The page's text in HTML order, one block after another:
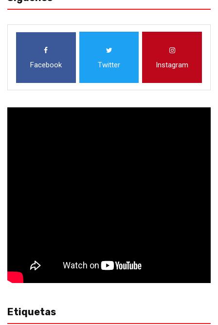
Facebook Twitter Instagram
Etiquetas